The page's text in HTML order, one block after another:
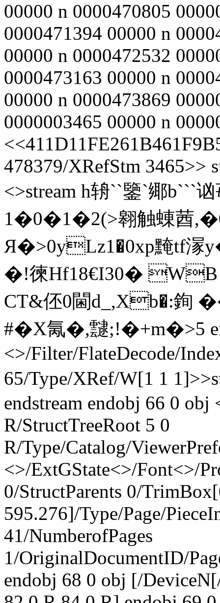
00000 n 0000470805
0000471394 00000 n
00000 n 0000472532
0000473163 00000 n
00000 n 0000473869
0000003465 00000 n
478379/XRefStm 3465>>
<>stream h辀``鑒`鄊b```讻
1�0�1�2(>翱触蝀莤
Я�>0yLz1�0xp黤tf溕
�!徚Hf18€I30�
CT&伾0閫d_,Xb�:銁
#�X氞�, 靆;!� + m�>5
<>/Filter/FlateDecode/
65/Type/XRef/W[1 1
endstream endobj 66 0 obj
R/StructTreeRoot 5 0
R/Type/Catalog/
<>/ExtGState<>/Font<>/
0/StructParents 0/
595.276]/Type/Page/
41/NumberofPages
1/OriginalDocumentID/
endobj 68 0 obj [/